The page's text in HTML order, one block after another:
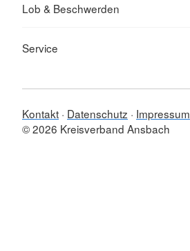
Lob & Beschwerden
Service
Kontakt Datenschutz
Impressum
© 2026 Kreisverband Ansbach